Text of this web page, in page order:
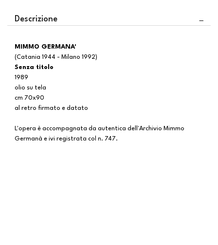
Descrizione
MIMMO GERMANA'
(Catania 1944 - Milano 1992)
Senza titolo
1989
olio su tela
cm 70x90
al retro firmato e datato
L'opera è accompagnata da autentica dell'Archivio Mimmo
Germanà e ivi registrata col n. 747.